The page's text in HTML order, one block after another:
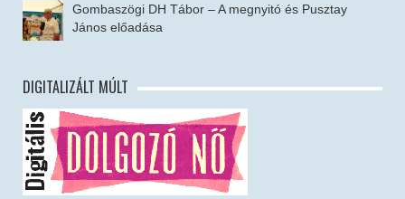
Gombaszögi DH Tábor – A megnyitó és Pusztay
János előadása
DIGITALIZÁLT MÚLT